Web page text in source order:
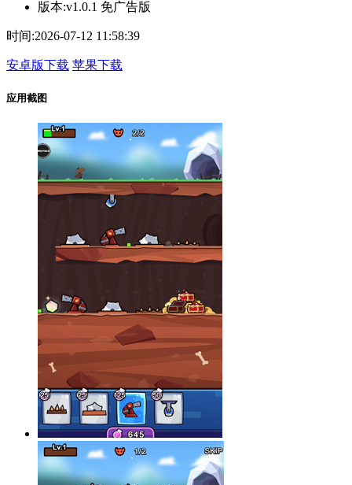
版本:v1.0.1 免广告版
时间:2026-07-12 11:58:39
安卓版下载 苹果下载
应用截图